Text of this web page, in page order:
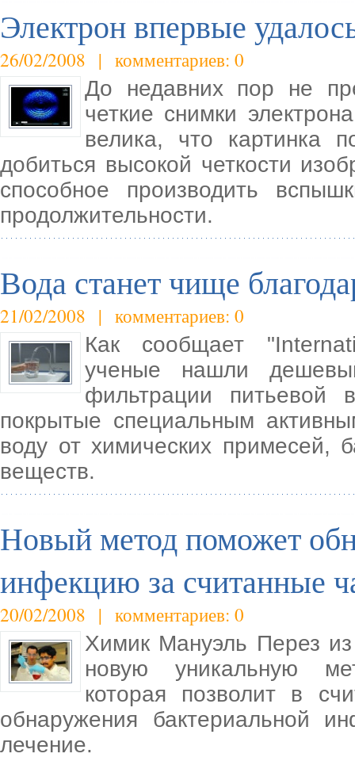
Электрон впервые
26/02/2008 | комментариев: 0
До недавних пор не
четкие снимки
велика, что картинка
добиться высокой четкости
способное производить
продолжительности.
Вода станет чище
21/02/2008 | комментариев: 0
Как сообщает
ученые нашли
фильтрации питьевой
покрытые специальным
воду от химических примесей,
веществ.
Новый метод поможет
инфекцию за считанные
20/02/2008 | комментариев: 0
Химик Мануэль Перез
новую уникальную
которая позволит в
обнаружения бактериальной
лечение.